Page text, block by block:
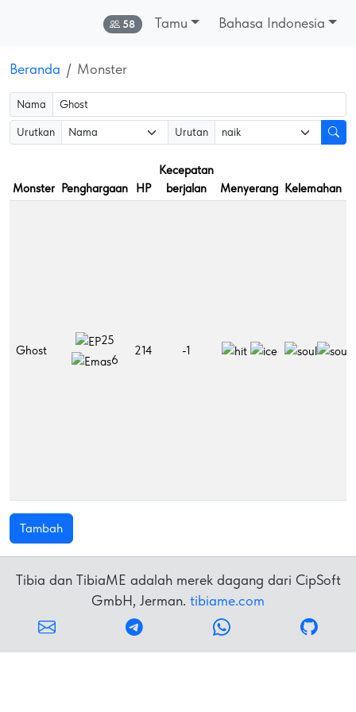
Online:
58 Tamu Bahasa Indonesia
Beranda Monster
Nama
Urutkan Urutan
Monster Penghargaan HP
Kecepatan
berjalan
Menyerang Kelemahan
Ghost
25
6
214 -1
Tambah
Tibia dan TibiaME adalah merek dagang dari CipSoft
GmbH, Jerman. tibiame.com